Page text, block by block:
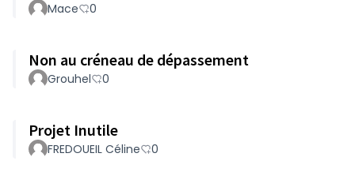
Mace 0
Non au créneau de dépassement
Grouhel 0
Projet Inutile
FREDOUEIL Céline 0